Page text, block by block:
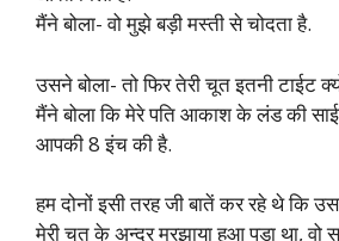
मैंने बोला- वो मुझे बड़ी मस्ती से चोदता है.
उसने बोला- तो फिर तेरी चूत इतनी टाईट
मैंने बोला कि मेरे पति आकाश के लंड की
आपकी 8 इंच की है.
हम दोनों इसी तरह जी बातें कर रहे थे कि
मेरी चुत के अन्दर मुरझाया हुआ पड़ा था, वो